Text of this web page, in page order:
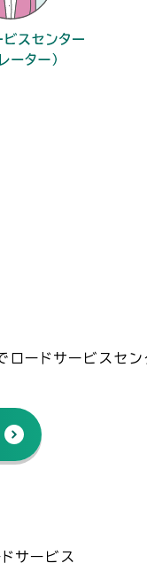
ロードサービスセ
サービス